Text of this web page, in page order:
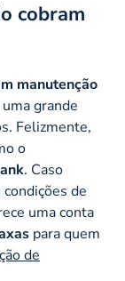
cobram
manutenção
grande
Felizmente,
o
. Caso
de
uma conta
para quem
de